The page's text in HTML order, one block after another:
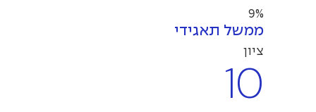
9%
ממשל תאגידי
ציון
10